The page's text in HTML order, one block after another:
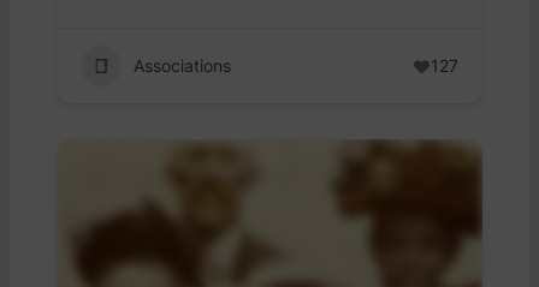
Associations 127